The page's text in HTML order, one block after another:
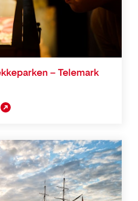
– Telemark